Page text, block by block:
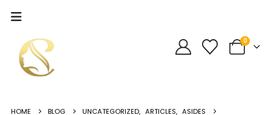
0
HOME BLOG UNCATEGORIZED, ARTICLES, ASIDES